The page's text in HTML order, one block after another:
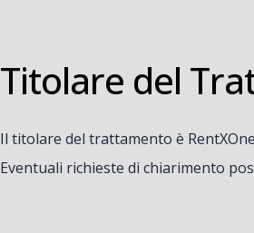
Titolare del
Il titolare del trattamento è
Eventuali richieste di chiarimento